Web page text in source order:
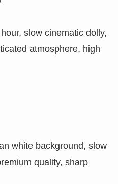
slow cinematic dolly,
atmosphere, high
white background, slow
quality, sharp